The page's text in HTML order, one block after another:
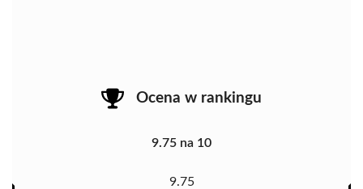
Ocena w rankingu
9.75 na 10
9.75